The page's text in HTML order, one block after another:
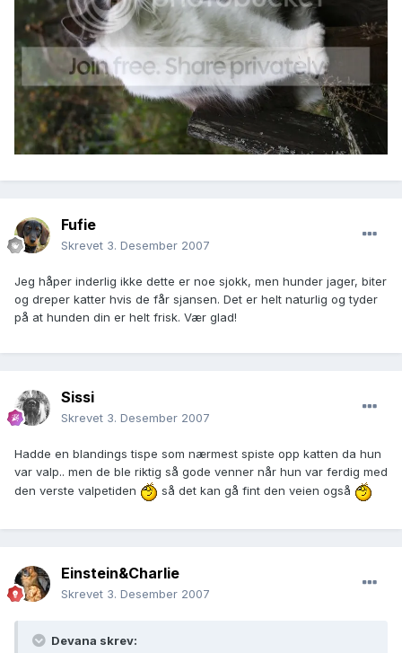
Fufie
Skrevet 3. Desember 2007
Jeg håper inderlig ikke dette er noe sjokk, men hunder jager, biter
og dreper katter hvis de får sjansen. Det er helt naturlig og tyder
på at hunden din er helt frisk. Vær glad!
Sissi
Skrevet 3. Desember 2007
Hadde en blandings tispe som nærmest spiste opp katten da hun
var valp.. men de ble riktig så gode venner når hun var ferdig med
den verste valpetiden
så det kan gå fint den veien også
Einstein&Charlie
Skrevet 3. Desember 2007
Devana skrev: